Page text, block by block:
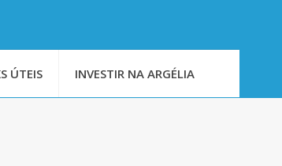
ÚTEIS INVESTIR NA ARGÉLIA